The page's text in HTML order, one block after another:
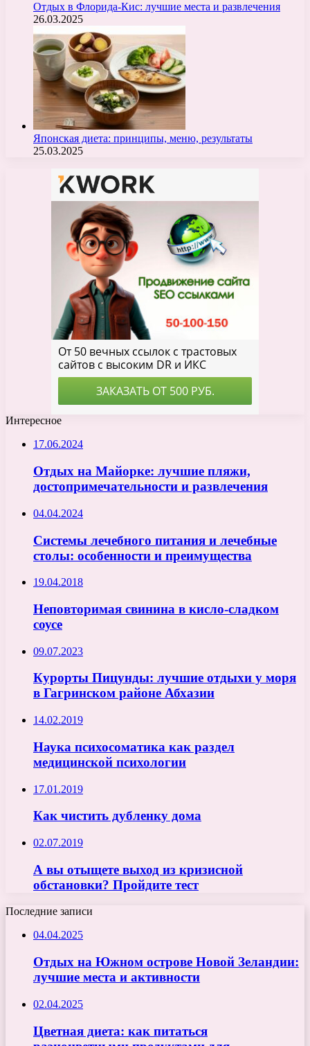
Отдых в Флорида-Кис: лучшие места и развлечения
26.03.2025
Японская диета: принципы, меню, результаты
25.03.2025
Интересное
17.06.2024
Отдых на Майорке: лучшие пляжи,
достопримечательности и развлечения
04.04.2024
Системы лечебного питания и лечебные
столы: особенности и преимущества
19.04.2018
Неповторимая свинина в кисло-сладком
соусе
09.07.2023
Курорты Пицунды: лучшие отдыхи у моря
в Гагринском районе Абхазии
14.02.2019
Наука психосоматика как раздел
медицинской психологии
17.01.2019
Как чистить дубленку дома
02.07.2019
А вы отыщете выход из кризисной
обстановки? Пройдите тест
Последние записи
04.04.2025
Отдых на Южном острове Новой Зеландии:
лучшие места и активности
02.04.2025
Цветная диета: как питаться